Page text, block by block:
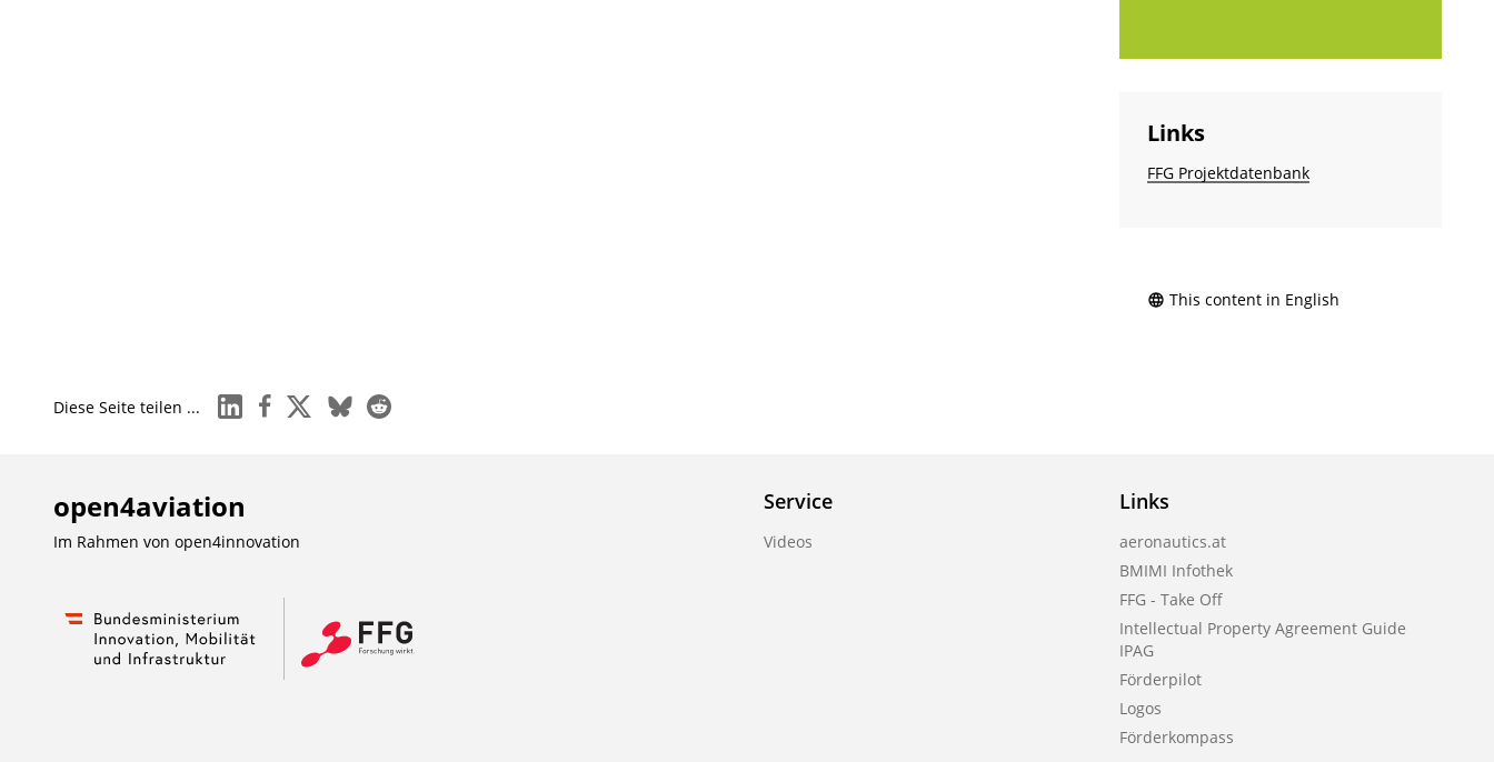
Links
FFG Projektdatenbank
This content in English
Diese Seite teilen ... linkedinfacebook
x blueskyreddit
open4aviation
Im Rahmen von open4innovation
Service
Videos
Links
aeronautics.at
BMIMI Infothek
FFG - Take Off
Intellectual Property Agreement Guide
IPAG
Förderpilot
Logos
Förderkompass